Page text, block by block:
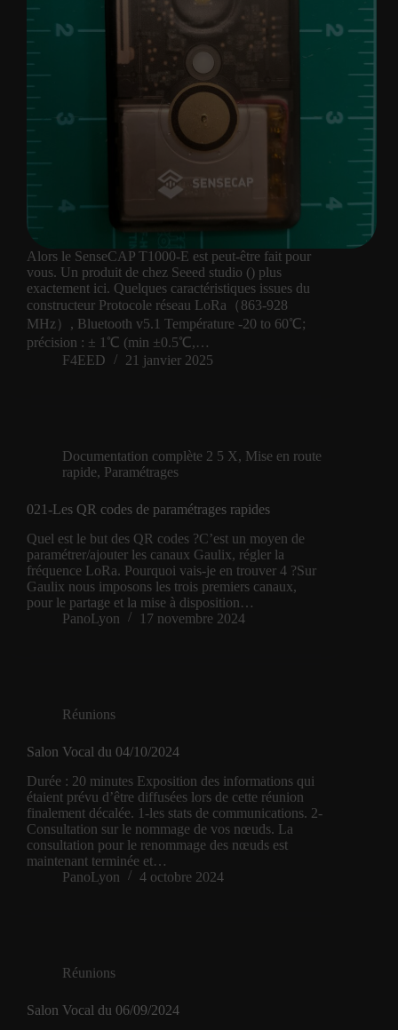
Alors le SenseCAP T1000-E est peut-être fait pour
vous. Un produit de chez Seeed studio () plus
exactement ici. Quelques caractéristiques issues du
constructeur Protocole réseau LoRa（863-928
MHz）, Bluetooth v5.1 Température -20 to 60℃;
précision : ± 1℃ (min ±0.5℃,…
F4EED
21 janvier 2025
Documentation complète 2 5 X, Mise en route
rapide, Paramétrages
021-Les QR codes de paramétrages rapides
Quel est le but des QR codes ?C’est un moyen de
paramétrer/ajouter les canaux Gaulix, régler la
fréquence LoRa. Pourquoi vais-je en trouver 4 ?Sur
Gaulix nous imposons les trois premiers canaux,
pour le partage et la mise à disposition…
PanoLyon
17 novembre 2024
Réunions
Salon Vocal du 04/10/2024
Durée : 20 minutes Exposition des informations qui
étaient prévu d’être diffusées lors de cette réunion
finalement décalée. 1-les stats de communications. 2-
Consultation sur le nommage de vos nœuds. La
consultation pour le renommage des nœuds est
maintenant terminée et…
PanoLyon
4 octobre 2024
Réunions
Salon Vocal du 06/09/2024